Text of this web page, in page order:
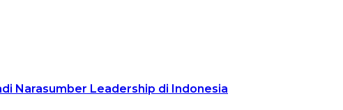
Narasumber Leadership di Indonesia